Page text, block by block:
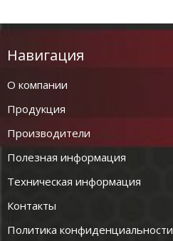
Навигация
О компании
Продукция
Производители
Полезная информация
Техническая информация
Контакты
Политика конфиденциальности